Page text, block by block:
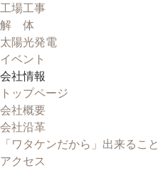
工場工事
解 体
太陽光発電
イベント
会社情報
トップページ
会社概要
会社沿革
「ワタケンだから」出来ること
アクセス